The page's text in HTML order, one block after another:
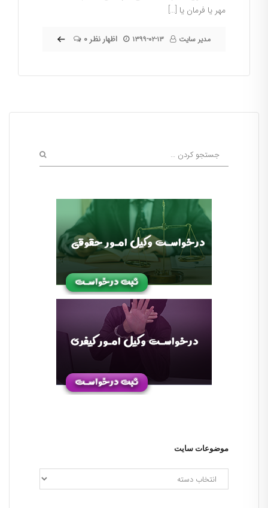
مهر یا فرمان یا […]
مدیر سایت ۱۳۹۹-۰۲-۱۳ ۰ اظهار نظر
موضوعات سایت